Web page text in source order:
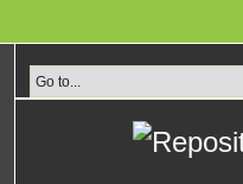
conteúdo
principal